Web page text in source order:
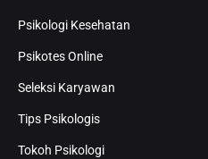
Psikologi Kesehatan
Psikotes Online
Seleksi Karyawan
Tips Psikologis
Tokoh Psikologi